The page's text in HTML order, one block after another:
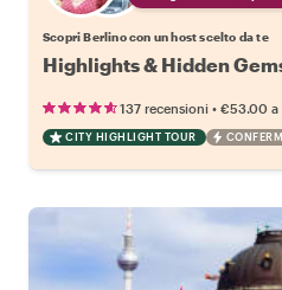
Scopri Berlino con un host scelto da te
Highlights & Hidden
137 recensioni • €53.00 a
CITY HIGHLIGHT TOUR